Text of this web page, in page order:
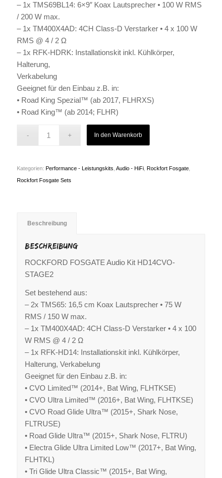
– 1x TMS69BL14: 6×9″ Koax Lautsprecher • 100 W RMS
/ 200 W max.
– 1x TM400X4AD: 4CH Class-D Verstarker • 4 x 100 W
RMS @ 4 / 2 Ω
– 1x RFK-HDRK: Installationskit inkl. Kühlkörper,
Halterung,
Verkabelung
Geeignet für den Einbau z.B. in:
• Road King Spezial™ (ab 2017, FLHRXS)
• Road King™ (ab 2014; FLHR)
In den Warenkorb
Kategorien: Performance - Leistungskits Audio - HiFi, Rockfort Fosgate,
Rockfort Fosgate Sets
Beschreibung
Beschreibung
ROCKFORD FOSGATE Audio Kit HD14CVO-
STAGE2
Set bestehend aus:
– 2x TMS65: 16,5 cm Koax Lautsprecher • 75 W
RMS / 150 W max.
– 1x TM400X4AD: 4CH Class-D Verstarker • 4 x 100
W RMS @ 4 / 2 Ω
– 1x RFK-HD14: Installationskit inkl. Kühlkörper,
Halterung, Verkabelung
Geeignet für den Einbau z.B. in:
• CVO Limited™ (2014+, Bat Wing, FLHTKSE)
• CVO Ultra Limited™ (2016+, Bat Wing, FLHTKSE)
• CVO Road Glide Ultra™ (2015+, Shark Nose,
FLTRUSE)
• Road Glide Ultra™ (2015+, Shark Nose, FLTRU)
• Electra Glide Ultra Limited Low™ (2017+, Bat Wing,
FLHTKL)
• Tri Glide Ultra Classic™ (2015+, Bat Wing,